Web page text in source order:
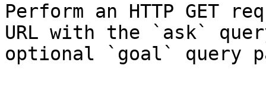
Perform an HTTP GET
URL with the `ask`
optional `goal` query